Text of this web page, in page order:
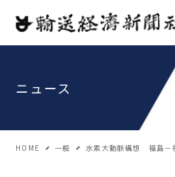
ニュース
HOME 一般 水素大動脈構想 福島－